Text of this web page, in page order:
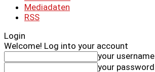
Mediadaten
RSS
Login
Welcome! Log into your account
your username
your password